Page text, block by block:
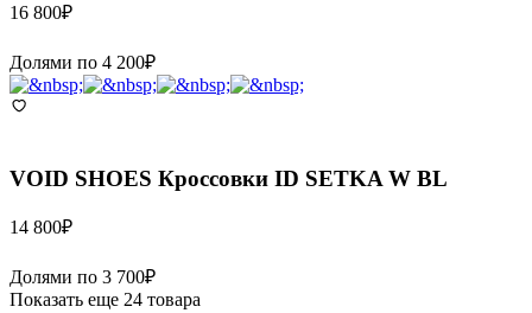
16 800₽
Долями по 4 200₽
VOID SHOES Кроссовки ID SETKA W BL
14 800₽
Долями по 3 700₽
Показать еще 24 товара